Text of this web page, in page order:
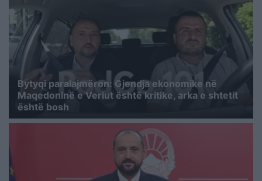
Bytyqi paralajmëron: Gjendja ekonomike në
Maqedoninë e Veriut është kritike, arka e shtetit
është bosh